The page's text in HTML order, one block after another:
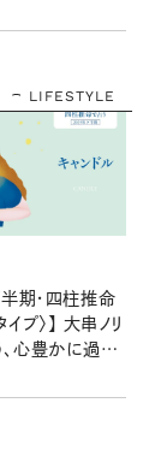
LIFESTYLE
期・四柱推命
イプ〉】 大串ノリ
、心豊かに過ご